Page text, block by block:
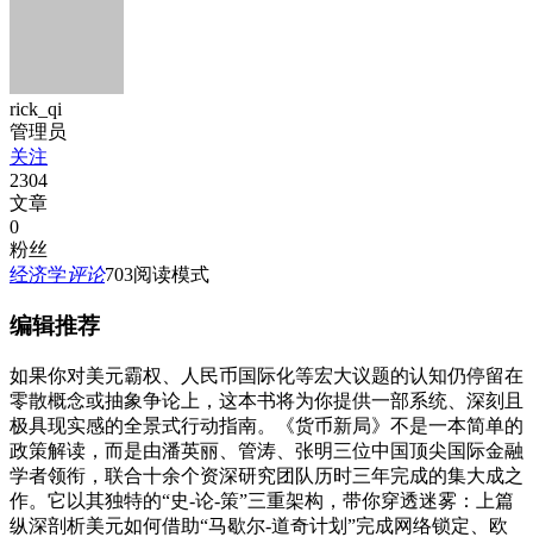
rick_qi
管理员
关注
2304
文章
0
粉丝
经济学评论703阅读模式
编辑推荐
如果你对美元霸权、人民币国际化等宏大议题的认知仍停留在
零散概念或抽象争论上，这本书将为你提供一部系统、深刻且
极具现实感的全景式行动指南。《货币新局》不是一本简单的
政策解读，而是由潘英丽、管涛、张明三位中国顶尖国际金融
学者领衔，联合十余个资深研究团队历时三年完成的集大成之
作。它以其独特的“史-论-策”三重架构，带你穿透迷雾：上篇
纵深剖析美元如何借助“马歇尔-道奇计划”完成网络锁定、欧